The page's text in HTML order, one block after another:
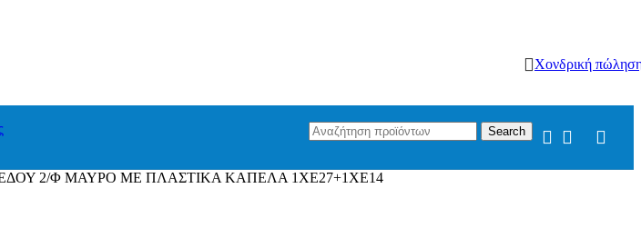
Χονδρική
Search
2/Φ ΜΑΥΡΟ ΜΕ ΠΛΑΣΤΙΚΑ ΚΑΠΕΛΑ 1ΧΕ27+1ΧΕ14